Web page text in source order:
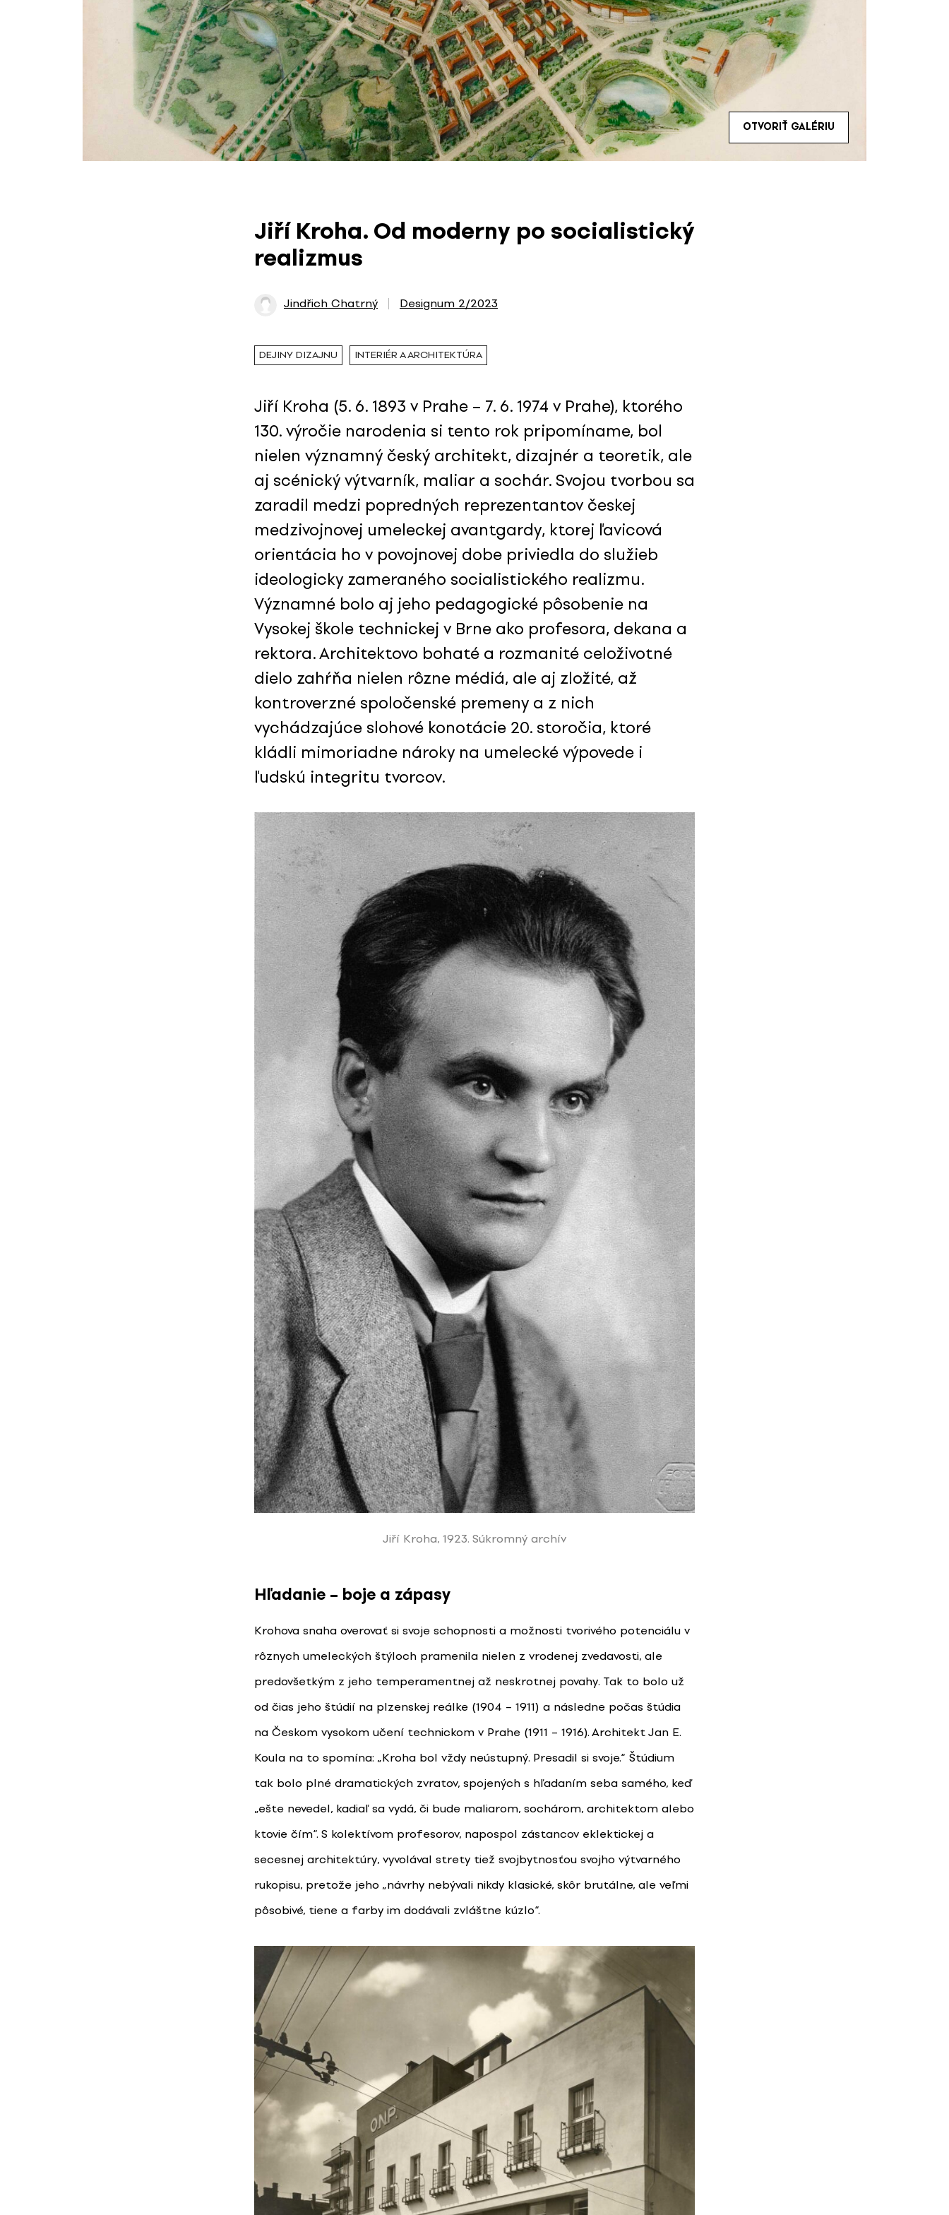
OTVORIŤ GALÉRIU
Jiří Kroha. Od moderny po socialistický
realizmus
Jindřich Chatrný Designum 2/2023
DEJINY DIZAJNU INTERIÉR A ARCHITEKTÚRA
Jiří Kroha (5. 6. 1893 v Prahe – 7. 6. 1974 v Prahe), ktorého
130. výročie narodenia si tento rok pripomíname, bol
nielen významný český architekt, dizajnér a teoretik, ale
aj scénický výtvarník, maliar a sochár. Svojou tvorbou sa
zaradil medzi popredných reprezentantov českej
medzivojnovej umeleckej avantgardy, ktorej ľavicová
orientácia ho v povojnovej dobe priviedla do služieb
ideologicky zameraného socialistického realizmu.
Významné bolo aj jeho pedagogické pôsobenie na
Vysokej škole technickej v Brne ako profesora, dekana a
rektora. Architektovo bohaté a rozmanité celoživotné
dielo zahŕňa nielen rôzne médiá, ale aj zložité, až
kontroverzné spoločenské premeny a z nich
vychádzajúce slohové konotácie 20. storočia, ktoré
kládli mimoriadne nároky na umelecké výpovede i
ľudskú integritu tvorcov.
Jiří Kroha, 1923. Súkromný archív
Hľadanie – boje a zápasy
Krohova snaha overovať si svoje schopnosti a možnosti tvorivého potenciálu v
rôznych umeleckých štýloch pramenila nielen z vrodenej zvedavosti, ale
predovšetkým z jeho temperamentnej až neskrotnej povahy. Tak to bolo už
od čias jeho štúdií na plzenskej reálke (1904 – 1911) a následne počas štúdia
na Českom vysokom učení technickom v Prahe (1911 – 1916). Architekt Jan E.
Koula na to spomína: „Kroha bol vždy neústupný. Presadil si svoje.“ Štúdium
tak bolo plné dramatických zvratov, spojených s hľadaním seba samého, keď
„ešte nevedel, kadiaľ sa vydá, či bude maliarom, sochárom, architektom alebo
ktovie čím“. S kolektívom profesorov, napospol zástancov eklektickej a
secesnej architektúry, vyvolával strety tiež svojbytnosťou svojho výtvarného
rukopisu, pretože jeho „návrhy nebývali nikdy klasické, skôr brutálne, ale veľmi
pôsobivé, tiene a farby im dodávali zvláštne kúzlo“.